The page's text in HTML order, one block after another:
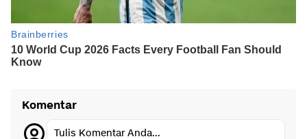
Komentar
Tulis Komentar Anda...